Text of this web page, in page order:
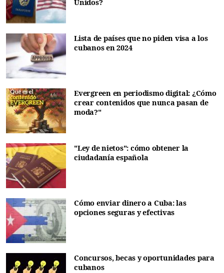
Unidos?
Lista de países que no piden visa a los
cubanos en 2024
Evergreen en periodismo digital: ¿Cómo
crear contenidos que nunca pasan de
moda?"
"Ley de nietos": cómo obtener la
ciudadanía española
Cómo enviar dinero a Cuba: las
opciones seguras y efectivas
Concursos, becas y oportunidades para
cubanos